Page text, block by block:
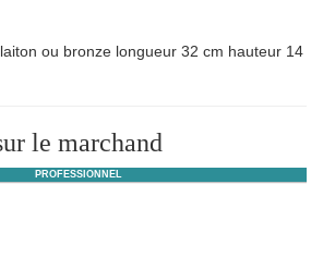
ou bronze longueur 32 cm hauteur 14
le marchand
PROFESSIONNEL